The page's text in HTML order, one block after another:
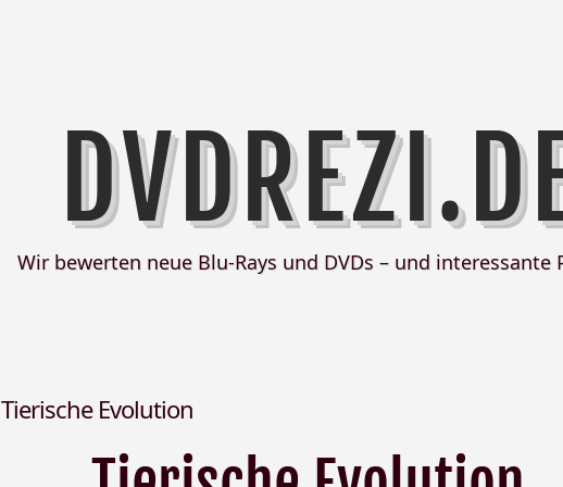
Wir bewerten neue Blu-Rays und DVDs – und interessante
Tierische Evolution